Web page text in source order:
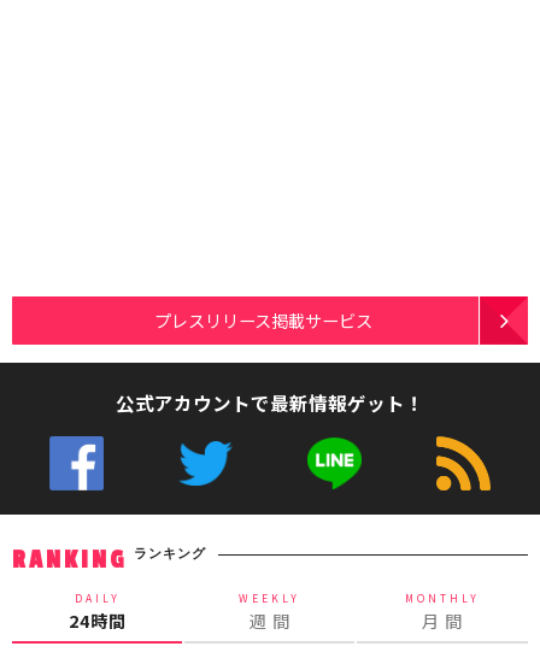
プレスリリース掲載サービス
公式アカウントで最新情報ゲット！
RANKING ランキング
DAILY
24時間
WEEKLY
週 間
MONTHLY
月 間